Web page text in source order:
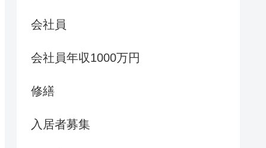
会社員
会社員年収1000万円
修繕
入居者募集